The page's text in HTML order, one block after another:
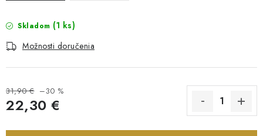
Skladom (1 ks)
Možnosti doručenia
31,90 € –30 %
22,30 €